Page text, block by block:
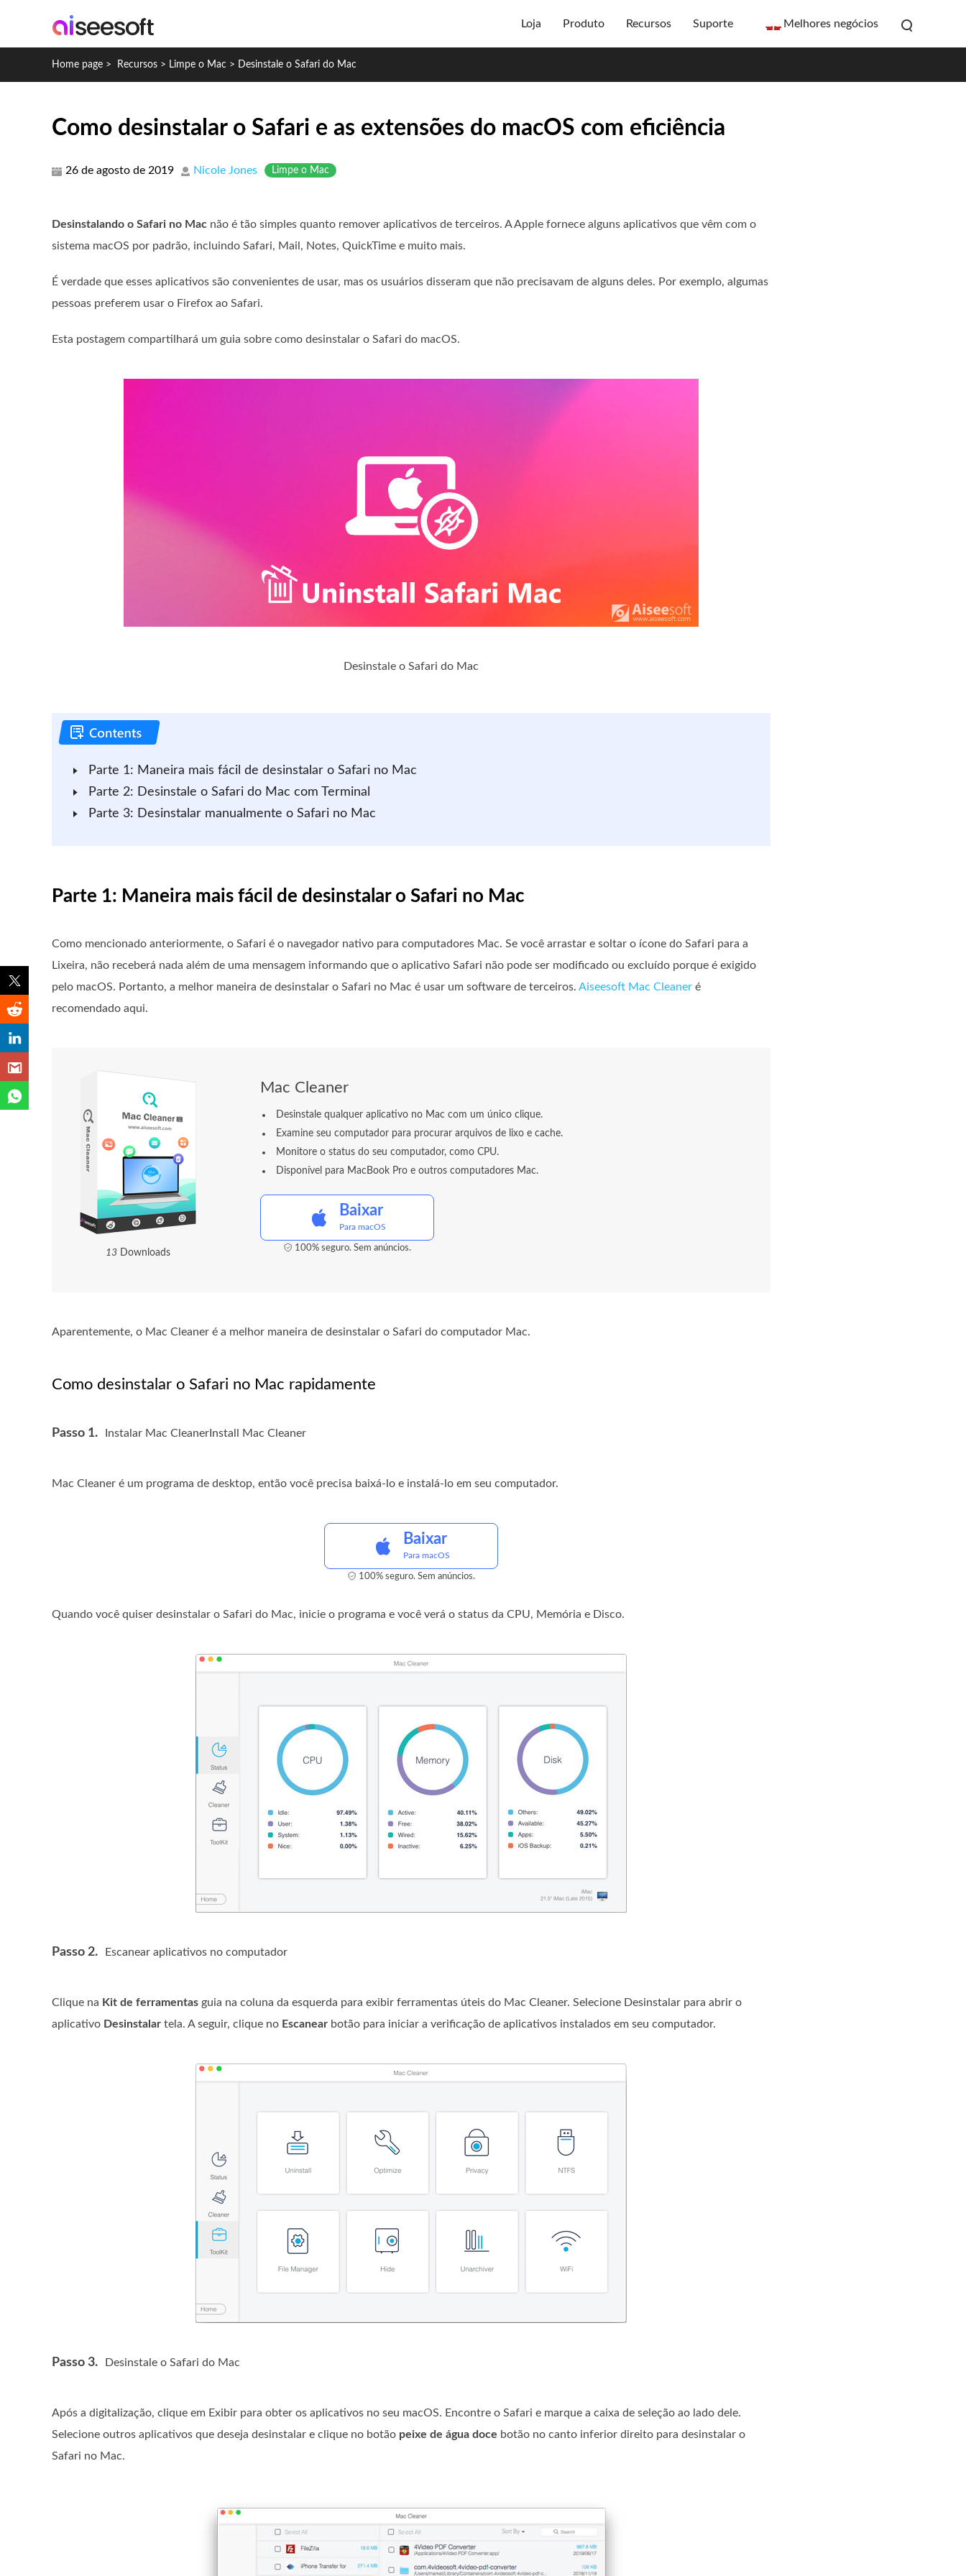
Loja Produto Recursos Suporte Melhores negócios
Home page > Recursos > Limpe o Mac > Desinstale o Safari do Mac
Como desinstalar o Safari e as extensões do macOS com eficiência
26 de agosto de 2019 Nicole Jones Limpe o Mac
Desinstalando o Safari no Mac não é tão simples quanto remover aplicativos de terceiros. A Apple fornece alguns aplicativos que vêm com o
sistema macOS por padrão, incluindo Safari, Mail, Notes, QuickTime e muito mais.
É verdade que esses aplicativos são convenientes de usar, mas os usuários disseram que não precisavam de alguns deles. Por exemplo, algumas
pessoas preferem usar o Firefox ao Safari.
Esta postagem compartilhará um guia sobre como desinstalar o Safari do macOS.
Desinstale o Safari do Mac
Parte 1: Maneira mais fácil de desinstalar o Safari no Mac
Parte 2: Desinstale o Safari do Mac com Terminal
Parte 3: Desinstalar manualmente o Safari no Mac
Parte 1: Maneira mais fácil de desinstalar o Safari no Mac
Como mencionado anteriormente, o Safari é o navegador nativo para computadores Mac. Se você arrastar e soltar o ícone do Safari para a
Lixeira, não receberá nada além de uma mensagem informando que o aplicativo Safari não pode ser modificado ou excluído porque é exigido
pelo macOS. Portanto, a melhor maneira de desinstalar o Safari no Mac é usar um software de terceiros. Aiseesoft Mac Cleaner é
recomendado aqui.
16Downloads
Mac Cleaner
Desinstale qualquer aplicativo no Mac com um único clique.
Examine seu computador para procurar arquivos de lixo e cache.
Monitore o status do seu computador, como CPU.
Disponível para MacBook Pro e outros computadores Mac.
Baixar
Para macOS
100% seguro. Sem anúncios.
Aparentemente, o Mac Cleaner é a melhor maneira de desinstalar o Safari do computador Mac.
Como desinstalar o Safari no Mac rapidamente
Passo 1. Instalar Mac CleanerInstall Mac Cleaner
Mac Cleaner é um programa de desktop, então você precisa baixá-lo e instalá-lo em seu computador.
Baixar
Para macOS
100% seguro. Sem anúncios.
Quando você quiser desinstalar o Safari do Mac, inicie o programa e você verá o status da CPU, Memória e Disco.
Passo 2. Escanear aplicativos no computador
Clique na Kit de ferramentas guia na coluna da esquerda para exibir ferramentas úteis do Mac Cleaner. Selecione Desinstalar para abrir o
aplicativo Desinstalar tela. A seguir, clique no Escanear botão para iniciar a verificação de aplicativos instalados em seu computador.
Passo 3. Desinstale o Safari do Mac
Após a digitalização, clique em Exibir para obter os aplicativos no seu macOS. Encontre o Safari e marque a caixa de seleção ao lado dele.
Selecione outros aplicativos que deseja desinstalar e clique no botão peixe de água doce botão no canto inferior direito para desinstalar o
Safari no Mac.